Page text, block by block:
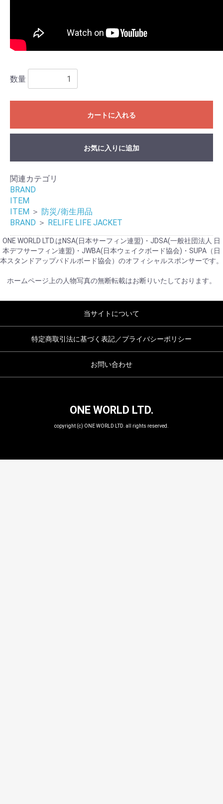
数量
カートに入れる
お気に入りに追加
関連カテゴリ
BRAND
ITEM
ITEM ＞ 防災/衛生用品
BRAND ＞ RELIFE LIFE JACKET
ONE WORLD LTD.はNSA(日本サーフィン連盟)・JDSA(一般社団法人 日
本デフサーフィン連盟)・JWBA(日本ウェイクボード協会)・SUPA（日
本スタンドアップパドルボード協会）のオフィシャルスポンサーです。
ホームページ上の人物写真の無断転載はお断りいたしております。
当サイトについて
特定商取引法に基づく表記／プライバシーポリシー
お問い合わせ
ONE WORLD LTD.
copyright (c) ONE WORLD LTD. all rights reserved.